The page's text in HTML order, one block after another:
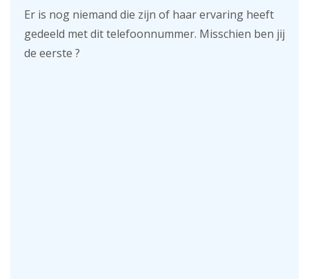
Er is nog niemand die zijn of haar ervaring heeft
gedeeld met dit telefoonnummer. Misschien ben jij
de eerste ?